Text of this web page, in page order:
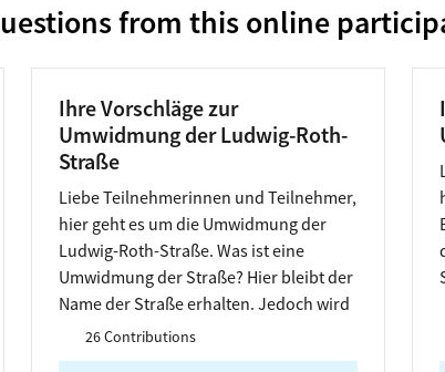
from this online
Ihre Vorschläge zur
Umwidmung der Ludwig-Roth-
Straße
Liebe Teilnehmerinnen und Teilnehmer,
hier geht es um die Umwidmung der
Ludwig-Roth-Straße. Was ist eine
Umwidmung der Straße? Hier bleibt der
Name der Straße erhalten. Jedoch wird
der Namenspate eine andere Person mit
gleichem Namen.
26 Contributions